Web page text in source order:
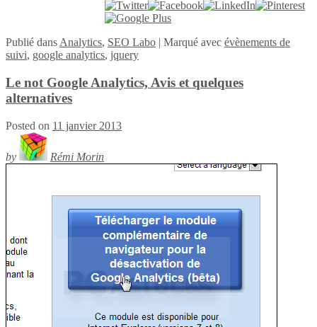
Publié dans Analytics, SEO Labo | Marqué avec évènements de
suivi, google analytics, jquery
Le not Google Analytics, Avis et quelques
alternatives
Posted on 11 janvier 2013
by Rémi Morin